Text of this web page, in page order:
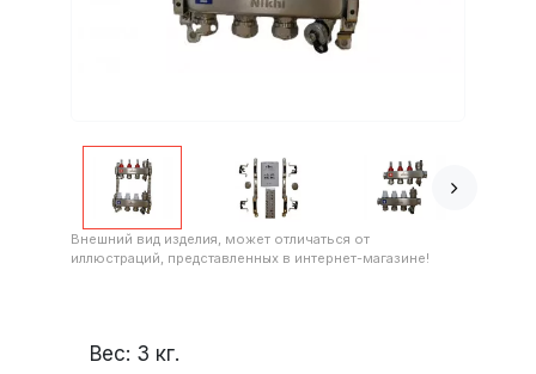
Внешний вид изделия, может отличаться от
иллюстраций, представленных в интернет-магазине!
Вес: 3 кг.